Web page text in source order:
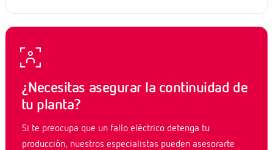
¿Necesitas asegurar la continuidad de
tu planta?
Si te preocupa que un fallo eléctrico detenga tu
producción, nuestros especialistas pueden asesorarte